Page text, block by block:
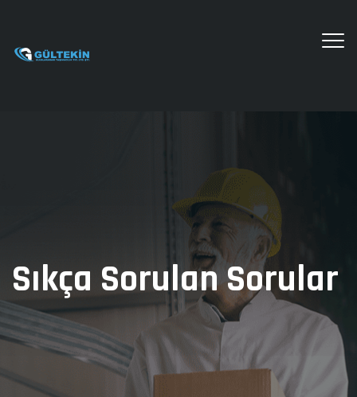
Sıkça Sorulan Sorular